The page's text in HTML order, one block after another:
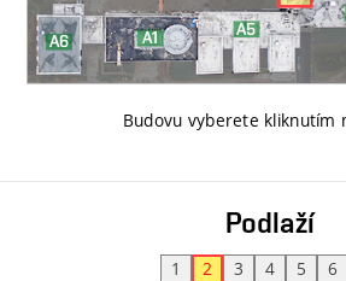
Budovu vyberete kliknutím
Podlaží
1 2 3 4 5 6